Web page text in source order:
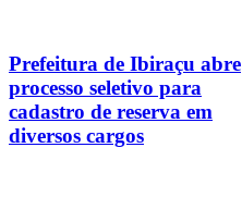
Prefeitura de Ibiraçu abre
processo seletivo para
cadastro de reserva em
diversos cargos